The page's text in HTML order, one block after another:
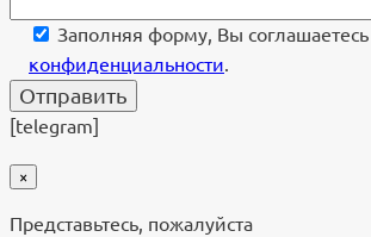
Заполняя форму, Вы соглашаетесь
конфиденциальности.
[telegram]
×
Представьтесь, пожалуйста